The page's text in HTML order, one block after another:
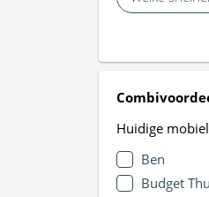
Huidige
Ben
Budget